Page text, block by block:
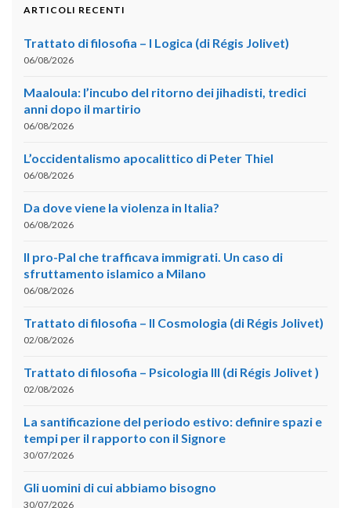
ARTICOLI RECENTI
Trattato di filosofia – I Logica (di Régis Jolivet)
06/08/2026
Maaloula: l’incubo del ritorno dei jihadisti, tredici
anni dopo il martirio
06/08/2026
L’occidentalismo apocalittico di Peter Thiel
06/08/2026
Da dove viene la violenza in Italia?
06/08/2026
Il pro-Pal che trafficava immigrati. Un caso di
sfruttamento islamico a Milano
06/08/2026
Trattato di filosofia – II Cosmologia (di Régis Jolivet)
02/08/2026
Trattato di filosofia – Psicologia III (di Régis Jolivet )
02/08/2026
La santificazione del periodo estivo: definire spazi e
tempi per il rapporto con il Signore
30/07/2026
Gli uomini di cui abbiamo bisogno
30/07/2026